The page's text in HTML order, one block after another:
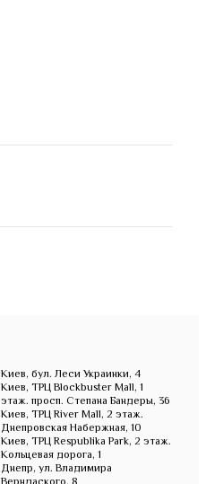
Киев, бул. Леси Украинки, 4
Киев, ТРЦ Blockbuster Mall, 1
этаж. просп. Степана Бандеры, 36
Киев, ТРЦ River Mall, 2 этаж.
Днепровская Набержная, 10
Киев, ТРЦ Respublika Park, 2 этаж.
Кольцевая дорога, 1
Днепр, ул. Владимира
Верндаского, 8